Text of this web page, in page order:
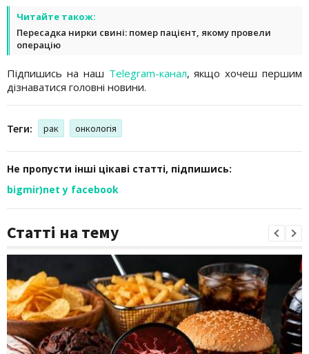
Читайте також:
Пересадка нирки свині: помер пацієнт, якому провели
операцію
Підпишись на наш Telegram-канал, якщо хочеш першим
дізнаватися головні новини.
Теги: рак онкологія
Не пропусти інші цікаві статті, підпишись:
bigmir)net у facebook
Статті на тему